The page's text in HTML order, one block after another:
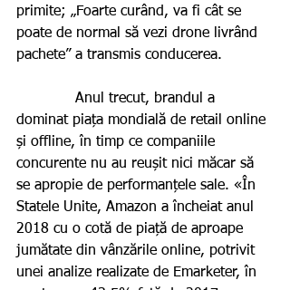
primite; „Foarte curând, va fi cât se
poate de normal să vezi drone livrând
pachete” a transmis conducerea.
dominat piața mondială de retail online
și offline, în timp ce companiile
concurente nu au reușit nici măcar să
se apropie de performanțele sale. «În
Statele Unite, Amazon a încheiat anul
2018 cu o cotă de piață de aproape
jumătate din vânzările online, potrivit
unei analize realizate de Emarketer, în